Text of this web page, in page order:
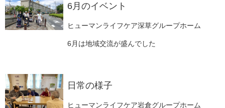
6月のイベント
ヒューマンライフケア深草グループホーム
6月は地域交流が盛んでした
日常の様子
ヒューマンライフケア岩倉グループホーム